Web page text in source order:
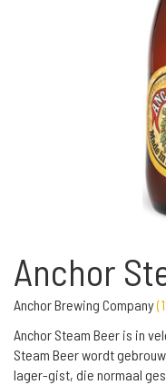
Anchor
Anchor Brewing Company(
Anchor Steam Beer is in
Steam Beer wordt
lager-gist, die normaal